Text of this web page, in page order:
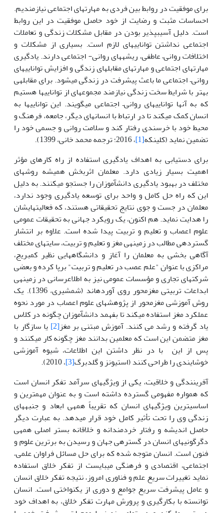
برای موفقیت در روابط بین فردی به مهارت­های اجتماعی نیازمندیم.
احساسات مثبت و رضایت از خود حاصل موفقیت در این روابط
است. دلیل آسیب­پذیر بودن در مقابل مشکلات زندگی و تعاملات
اجتماعی نداشتن توانایی­های لازم است. بسیاری از مشکلات و
اختلافات روانی– عاطفی، ریشه­های روانی- ­اجتماعی دارند. یادگیری
مهارت­های اجتماعی و مهارت­های مقابله­ای زندگی و افزایش توانایی­های
روانی– اجتماعی ما باعث پیشرفت در زندگی می­شود. برای مقابله­ی
بهتر با شرایط سخت زندگی نیازمند مجموعه­ای از توانایی­ها هستیم
که به آن­ها توانایی­های روانی– اجتماعی می­گویند. این توانایی­ها به
انسان کمک می­کند تا در ارتباط با انسان­های دیگر، جامعه، فرهنگ و
محیط خود با خرسندی رفتار کند و سلامت روانی و جسمی خود را
تضمین نماید (کلینکه[1] ، 2016؛ ترجمه محمد خانی، 1399).
برای دستیابی به اهداف یادگیری استفاده از راه کارهای مؤثر
اهمیت بسیار زیادی دارد. معلمان اثربخش همیشه روش­های
مختلف در بهبود یادگیری دانش­آموزان را جستجو می­کنند. به دلیل
این که راه حل کامل و واحد برای توسعه یادگیری وجود ندارد،
معلمان در جست و جوی نتایج تحقیقاتی هستند، که فعالیت­هایشان
را هدایت نماید. هم اکنون، یک رویکرد جهانی به تحقیقات عمومی
علوم اعصاب و تعلیم و تربیت پیدا شده است. علاوه بر انتشار
گسترده­ی مطالب در زمینه­ی مغز و تعلیم و تربیت، سایت­های مختلف
آگاهی بخشی به معلمان را آغاز و دانشگاه­هایی نظیر کمبریج،
مراکزی با عنوان "علم عصب در تعلیم و تربیت" برپا کرده و بعضی
شرکت­های تجاری و مؤسسات عمومی نیز به اطلاع­رسانی در زمینه­ی
ابداعات تربیتی مغزمحور روی آورده­اند (شمشیری، 1396). یک
روش آموزشی مغزمحور از پژوهش­های علوم اعصاب در مورد نحوه
عملکرد مغز استفاده می­کند تا بفهمد دانش­آموزان چگونه در کلاس
یاد گرفته و رشد می کنند. آموزش مبتنی بر مغز[2] یا سازگار با
مغز متضمن این است که معلمین بدانند مغز چگونه کار می­کنند و
پس از این با در نظر داشتن این اطلاعات، شیوه آموزشی
خوشایندی را طراحی کنند (استیونز و گلدبرگ[3] ، 2010).
آفرینندگی و خلاقیت، یکی از ویژگی­های سرآمد تفکر انسان است
که همواره مفهومی گسترده داشته است و به عنوان مهم­ترین و
اساسی­ترین ویژگی­های انسان که تقریباً همه­ی ابعاد و جنبه­های
زندگی وی را تحت تأثیر کامل خود قرار می­دهد. به عبارت دیگر
حاصل اندیشه و رفتار خردمندانه و خلاقانه بستر اصلی همه­ی
دگرگونی­های انسان در گستره­ی جهان و رسیدن به برترین علوم و
فنون است. انسان متوجه شده که برای حل مسائل فراوان علمی،
اجتماعی، اقتصادی و فرهنگی می­بایست از تفکر خلاق استفاده
نماید تغییرات سریع علم و فناوری امروز، نتیجه تفکر خلاق انسان
و عامل پیشرفت سریع جوامع و دوری از یکنواختی است. انسان
توانسته با بکارگیری و پرورش مهارت تفکر خلاق، به اهداف خود